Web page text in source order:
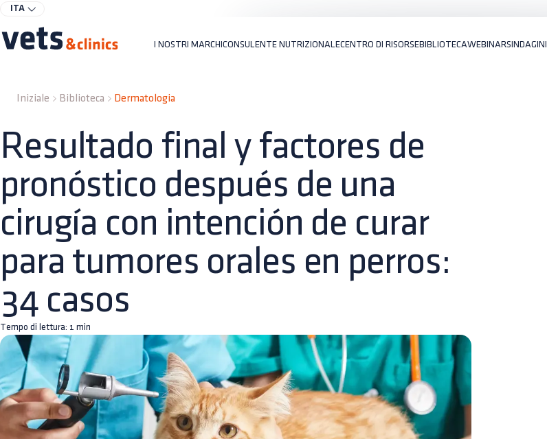
ITA
I NOSTRI MARCHICONSULENTE NUTRIZIONALECENTRO DI RISORSEBIBLIOTECAWEBINARSINDAGINI
Iniziale Biblioteca Dermatologia
Resultado final y factores de
pronóstico después de una
cirugía con intención de curar
para tumores orales en perros:
34 casos
Tempo di lettura: 1 min